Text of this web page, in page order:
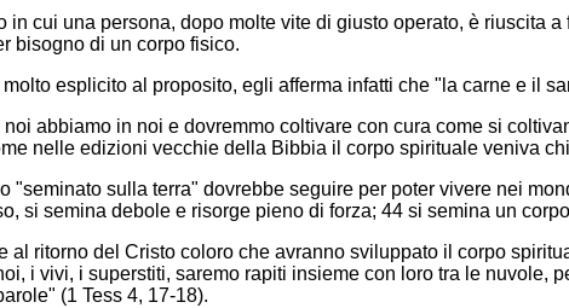
cui una persona, dopo molte vite di giusto operato, è riuscita
bisogno di un corpo fisico.
esplicito al proposito, egli afferma infatti che "la carne e il
abbiamo in noi e dovremmo coltivare con cura come si
nelle edizioni vecchie della Bibbia il corpo spirituale veniva
"seminato sulla terra" dovrebbe seguire per poter vivere nei
si semina debole e risorge pieno di forza; 44 si semina un
ritorno del Cristo coloro che avranno sviluppato il corpo
i vivi, i superstiti, saremo rapiti insieme con loro tra le nuvole,
(1 Tess 4, 17-18).